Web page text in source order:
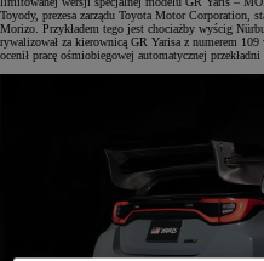
Toyody, prezesa zarządu Toyota Motor Corporation,
Morizo. Przykładem tego jest chociażby wyścig
rywalizował za kierownicą GR Yarisa z numerem
ocenił pracę ośmiobiegowej automatycznej